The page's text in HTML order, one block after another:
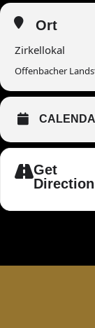
Ort
Zirkellokal
Offenbacher
Get